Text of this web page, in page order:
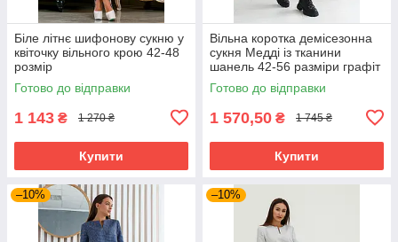
Біле літнє шифонову сукню у
квіточку вільного крою 42-48
розмір
Готово до відправки
1 143 ₴ 1 270 ₴
Купити
Вільна коротка демісезонна
сукня Медді із тканини
шанель 42-56 разміри графіт
Готово до відправки
1 570,50 ₴ 1 745 ₴
Купити
–10% –10%